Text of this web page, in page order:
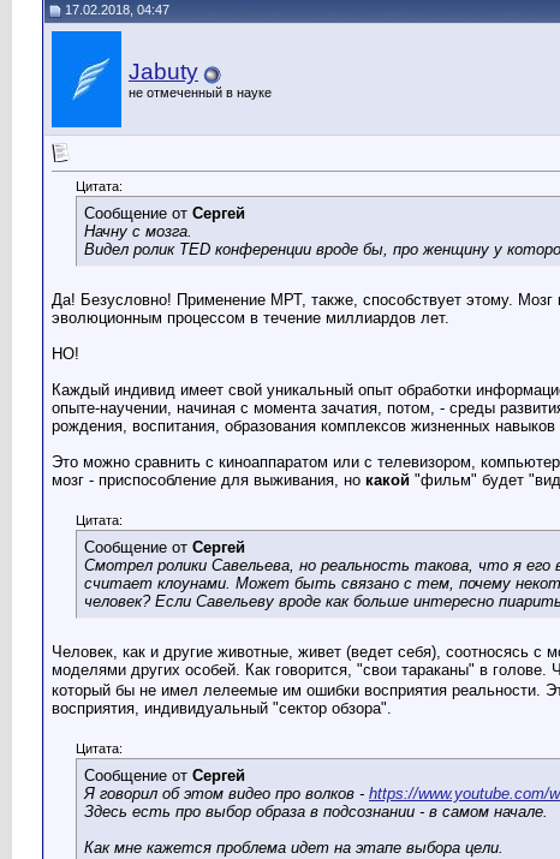
17.02.2018, 04:47
Jabuty
не отмеченный в науке
Цитата:
Сообщение от Сергей
Начну с мозга.
Видел ролик TED конференции вроде бы, про женщину у
Да! Безусловно! Применение МРТ, также, способствует этому.
эволюционным процессом в течение миллиардов лет.
НО!
Каждый индивид имеет свой уникальный опыт обработки
опыте-научении, начиная с момента зачатия, потом, - среды
рождения, воспитания, образования комплексов жизненных навыков
Это можно сравнить с киноаппаратом или с телевизором,
мозг - приспособление для выживания, но какой "фильм" будет
Цитата:
Сообщение от Сергей
Смотрел ролики Савельева, но реальность такова, что я
считает клоунами. Может быть связано с тем, почему
человек? Если Савельеву вроде как больше интересно
Человек, как и другие животные, живет (ведет себя), соотносясь
моделями других особей. Как говорится, "свои тараканы" в
который бы не имел лелеемые им ошибки восприятия реальности.
восприятия, индивидуальный "сектор обзора".
Цитата:
Сообщение от Сергей
Я говорил об этом видео про волков - https://www.youtube.com/
Здесь есть про выбор образа в подсознании - в самом начале.
Как мне кажется проблема идет на этапе выбора цели.